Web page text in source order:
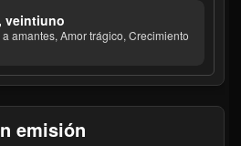
veintiuno
amantes, Amor trágico, Crecimiento
emisión